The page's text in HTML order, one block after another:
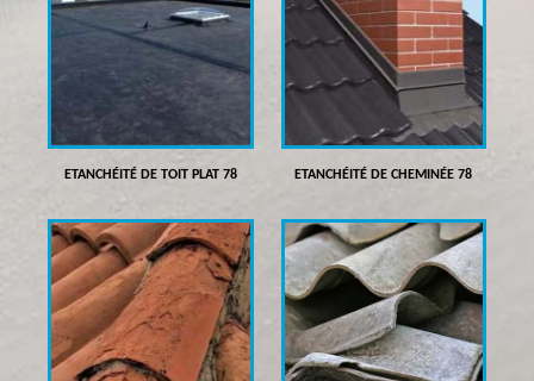
ETANCHÉITÉ DE TOIT PLAT 78 ETANCHÉITÉ DE CHEMINÉE 78